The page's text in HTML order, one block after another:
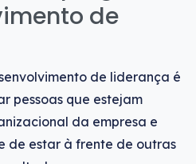
de
de liderança é
pessoas que estejam
da empresa e
de estar à frente de outras